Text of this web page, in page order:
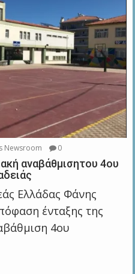
Newsroom 0
αναβάθμισητου 4ου
Ελλάδας Φάνης
ένταξης της
4ου